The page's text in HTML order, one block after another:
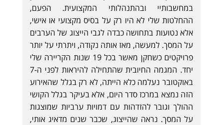
במחשבותיי ובהתנהלותי המקצועית. הפעם,
ההחלטות שלי לא היו רק על בסיס מקצועי או אישי,
אלא נטועות בתחושה כבדה לגבי הייצוג של הערבים
על המסך. למעשה, מאז אותה נקודה, ויתרתי על יותר
פרויקטים כשחקן מאשר בכל 19 שנות הקריירה שלי
יחד. המגמה החיובית שהתחילה להיראות לפני ה-7
באוקטובר נעלמה כלא הייתה, לא רק בגלל שהאירוע
הזה נמצא במרכז סדר היום, אלא בעיקר בגלל הקושי
ההולך וגובר להזדהות עם דמויות ערביות שמוצגות
על המסך. נראה שהייצוג, שכבר שנים מדאיג אותי,